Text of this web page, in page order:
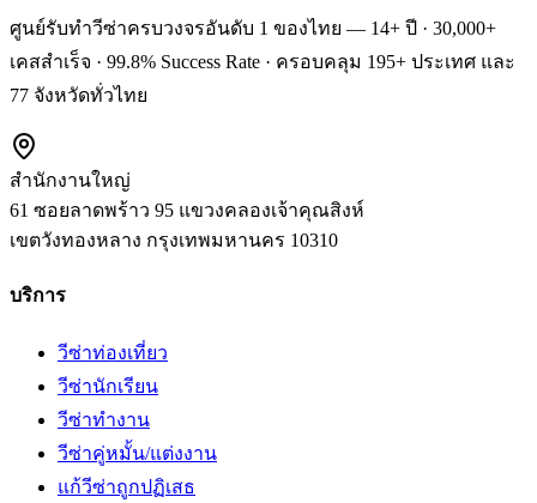
ศูนย์รับทำวีซ่าครบวงจรอันดับ 1 ของไทย — 14+ ปี · 30,000+
เคสสำเร็จ · 99.8% Success Rate · ครอบคลุม 195+ ประเทศ และ
77 จังหวัดทั่วไทย
สำนักงานใหญ่
61 ซอยลาดพร้าว 95 แขวงคลองเจ้าคุณสิงห์
เขตวังทองหลาง กรุงเทพมหานคร 10310
บริการ
วีซ่าท่องเที่ยว
วีซ่านักเรียน
วีซ่าทำงาน
วีซ่าคู่หมั้น/แต่งงาน
แก้วีซ่าถูกปฏิเสธ